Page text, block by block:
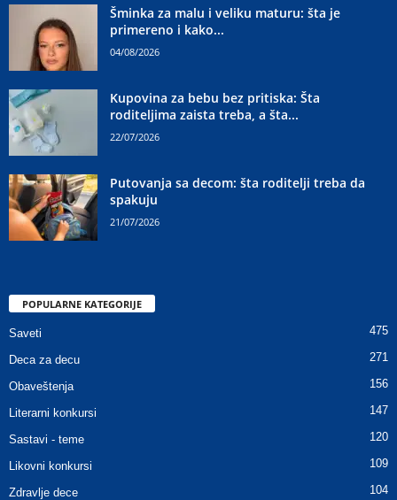
Šminka za malu i veliku maturu: šta je
primereno i kako...
04/08/2026
Kupovina za bebu bez pritiska: Šta
roditeljima zaista treba, a šta...
22/07/2026
Putovanja sa decom: šta roditelji treba da
spakuju
21/07/2026
POPULARNE KATEGORIJE
Saveti 475
Deca za decu 271
Obaveštenja 156
Literarni konkursi 147
Sastavi - teme 120
Likovni konkursi 109
Zdravlje dece 104